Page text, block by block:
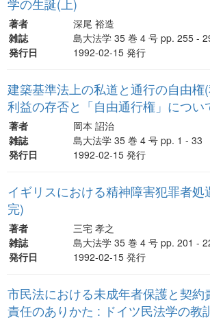
学の生誕(上)
著者
深尾 裕造
雑誌
島大法学 35 巻 4 号 pp. 255 -
発行日
1992-02-15 発行
建築基準法上の私道と通行の自由権
利益の存否と「自由通行権」につい
著者
岡本 詔治
雑誌
島大法学 35 巻 4 号 pp. 1 - 33
発行日
1992-02-15 発行
イギリスにおける精神障害犯罪者処
完)
著者
三宅 孝之
雑誌
島大法学 35 巻 4 号 pp. 201 -
発行日
1992-02-15 発行
市民法における未成年者保護と契約
責任のありかた : ドイツ民法学の教